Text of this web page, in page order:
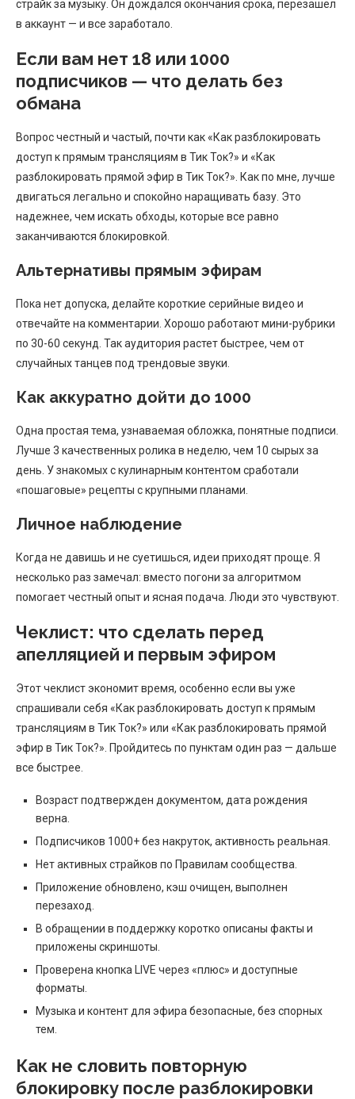
страйк за музыку. Он дождался окончания срока, перезашел
в аккаунт — и все заработало.
Если вам нет 18 или 1000
подписчиков — что делать без
обмана
Вопрос честный и частый, почти как «Как разблокировать
доступ к прямым трансляциям в Тик Ток?» и «Как
разблокировать прямой эфир в Тик Ток?». Как по мне, лучше
двигаться легально и спокойно наращивать базу. Это
надежнее, чем искать обходы, которые все равно
заканчиваются блокировкой.
Альтернативы прямым эфирам
Пока нет допуска, делайте короткие серийные видео и
отвечайте на комментарии. Хорошо работают мини-рубрики
по 30-60 секунд. Так аудитория растет быстрее, чем от
случайных танцев под трендовые звуки.
Как аккуратно дойти до 1000
Одна простая тема, узнаваемая обложка, понятные подписи.
Лучше 3 качественных ролика в неделю, чем 10 сырых за
день. У знакомых с кулинарным контентом сработали
«пошаговые» рецепты с крупными планами.
Личное наблюдение
Когда не давишь и не суетишься, идеи приходят проще. Я
несколько раз замечал: вместо погони за алгоритмом
помогает честный опыт и ясная подача. Люди это чувствуют.
Чеклист: что сделать перед
апелляцией и первым эфиром
Этот чеклист экономит время, особенно если вы уже
спрашивали себя «Как разблокировать доступ к прямым
трансляциям в Тик Ток?» или «Как разблокировать прямой
эфир в Тик Ток?». Пройдитесь по пунктам один раз — дальше
все быстрее.
Возраст подтвержден документом, дата рождения
верна.
Подписчиков 1000+ без накруток, активность реальная.
Нет активных страйков по Правилам сообщества.
Приложение обновлено, кэш очищен, выполнен
перезаход.
В обращении в поддержку коротко описаны факты и
приложены скриншоты.
Проверена кнопка LIVE через «плюс» и доступные
форматы.
Музыка и контент для эфира безопасные, без спорных
тем.
Как не словить повторную
блокировку после разблокировки